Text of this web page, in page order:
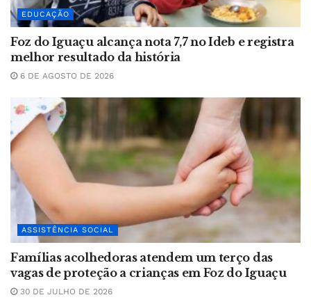
EDUCAÇÃO
Foz do Iguaçu alcança nota 7,7 no Ideb e registra
melhor resultado da história
6 DE AGOSTO DE 2026
ASSISTÊNCIA SOCIAL
Famílias acolhedoras atendem um terço das
vagas de proteção a crianças em Foz do Iguaçu
30 DE JULHO DE 2026